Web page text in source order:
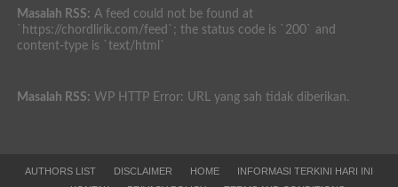
Masalah RSS: A feed could not be found at
`https://chordlirik.com/feed`; the status code is `200` and
content-type is `text/html`
Masalah RSS: WP HTTP Error: URL yang sah tidak diberikan.
AUTHORS LIST DISCLAIMER HOME
INFORMASI TERKINI HARI INI